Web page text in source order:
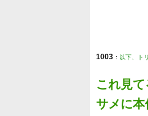
1003 : 以下、ト
これ見
サメに